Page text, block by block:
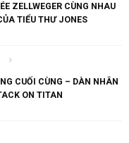
ZELLWEGER CÙNG NHAU
TIỂU THƯ JONES
CUỐI CÙNG – DÀN NHÂN
ON TITAN